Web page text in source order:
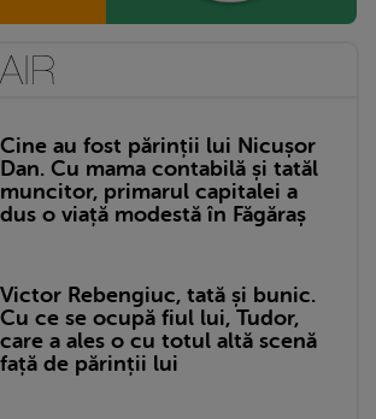
Cine au fost părinții lui Nicușor
Dan. Cu mama contabilă și tatăl
muncitor, primarul capitalei a
dus o viață modestă în Făgăraș
Victor Rebengiuc, tată și bunic.
Cu ce se ocupă fiul lui, Tudor,
care a ales o cu totul altă scenă
față de părinții lui